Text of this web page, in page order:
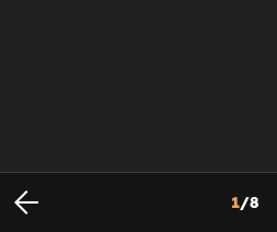
1/8